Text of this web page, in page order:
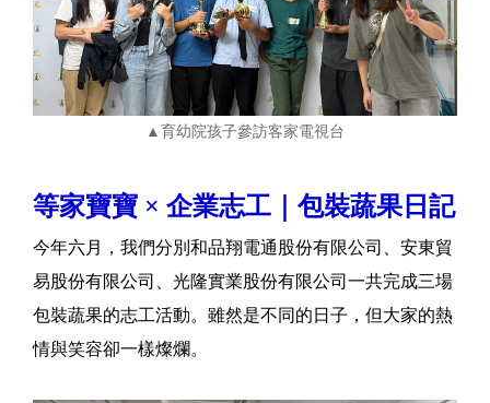
▲育幼院孩子參訪客家電視台
等家寶寶 × 企業志工｜包裝蔬果日記
今年六月，我們分別和品翔電通股份有限公司、安東貿
易股份有限公司、光隆實業股份有限公司一共完成三場
包裝蔬果的志工活動。雖然是不同的日子，但大家的熱
情與笑容卻一樣燦爛。